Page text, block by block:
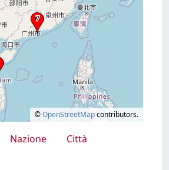
©OpenStreetMapcontributors.
Nazione
Città